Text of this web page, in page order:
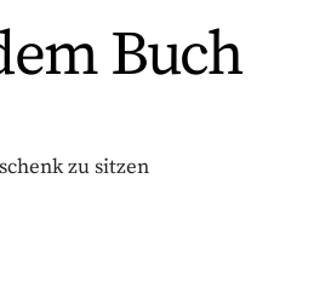
Buch
zu sitzen